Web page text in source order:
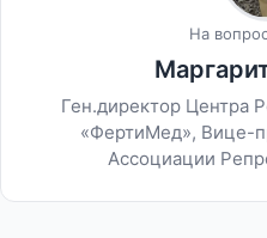
На
Ген.директор Центра
«ФертиМед», Вице-
Ассоциации